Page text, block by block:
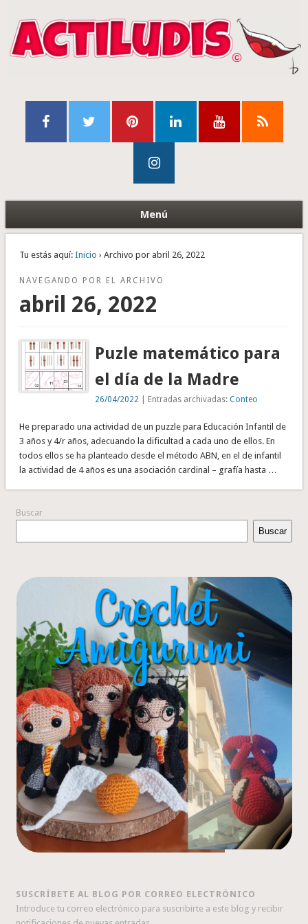
Menú
Tu estás aquí: Inicio › Archivo por abril 26, 2022
NAVEGANDO POR EL ARCHIVO
abril 26, 2022
Puzle matemático para
el día de la Madre
26/04/2022 | Entradas archivadas:Conteo
He preparado una actividad de un puzzle para Educación Infantil de
3 años y 4/r años, adecuando la dificultad a cada uno de ellos. En
todos ellos se ha planteado desde el método ABN, en el de infantil
la actividad de 4 años es una asociación cardinal – grafía hasta …
Buscar
Buscar
SUSCRÍBETE AL BLOG POR CORREO ELECTRÓNICO
Introduce tu correo electrónico para suscribirte a este blog y recibir